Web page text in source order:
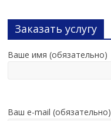
Заказать услугу
Ваше имя (обязательно)
Ваш e-mail (обязательно)